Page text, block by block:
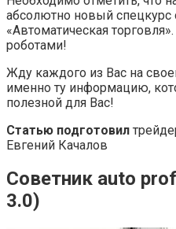
абсолютно новый спецкурс
«Автоматическая
роботами!
Жду каждого из Вас на
именно ту информацию,
полезной для Вас!
Статью подготовил
Евгений Качалов
Советник auto
3.0)